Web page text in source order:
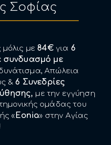
Σοφίας
με 84€για 6
συνδυασμό με
Απώλεια
& 6 Συνεδρίες
με την εγγύηση
ομάδας του
«Eonia» στην Αγίας